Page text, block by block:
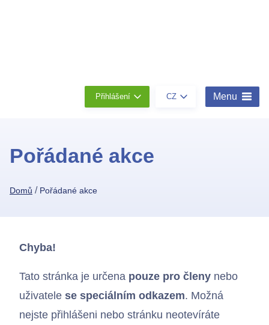
Přihlášení CZ Menu
Pořádané akce
Domů / Pořádané akce
Chyba!
Tato stránka je určena pouze pro členy nebo
uživatele se speciálním odkazem. Možná
nejste přihlášeni nebo stránku neotevíráte